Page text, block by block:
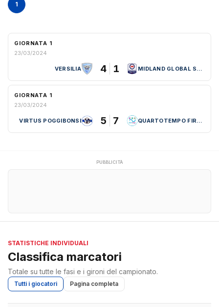
1
GIORNATA 1
23/03/2024
VERSILIA 4 1 MIDLAND GLOBAL SPORT
GIORNATA 1
23/03/2024
VIRTUS POGGIBONSI 5 7 QUARTOTEMPO FIRENZE
PUBBLICITÀ
STATISTICHE INDIVIDUALI
Classifica marcatori
Totale su tutte le fasi e i gironi del campionato.
Tutti i giocatori Pagina completa